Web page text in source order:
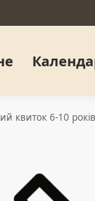
квиток 6-10